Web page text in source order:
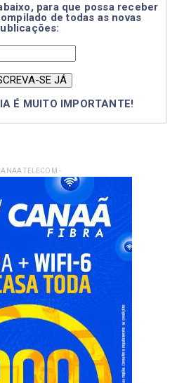
para que possa receber
de todas as novas
É MUITO IMPORTANTE!
TELECOM -